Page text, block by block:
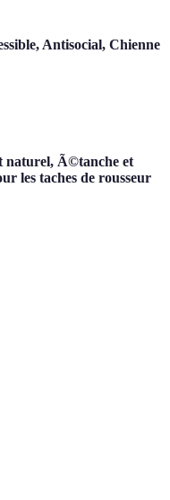
Antisocial, Chienne
naturel, Ã©tanche et
les taches de rousseur